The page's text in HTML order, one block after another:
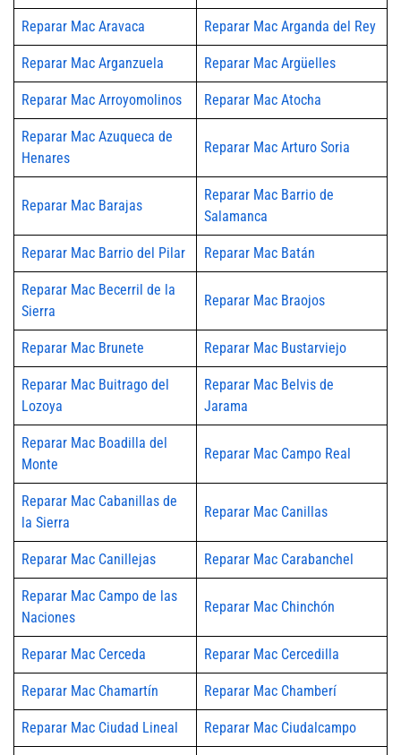
Reparar Mac Aravaca Reparar Mac Arganda del Rey
Reparar Mac Arganzuela Reparar Mac Argüelles
Reparar Mac Arroyomolinos Reparar Mac Atocha
Reparar Mac Azuqueca de
Henares
Reparar Mac Arturo Soria
Reparar Mac Barajas
Reparar Mac Barrio de
Salamanca
Reparar Mac Barrio del Pilar Reparar Mac Batán
Reparar Mac Becerril de la
Sierra
Reparar Mac Braojos
Reparar Mac Brunete Reparar Mac Bustarviejo
Reparar Mac Buitrago del
Lozoya
Reparar Mac Belvis de
Jarama
Reparar Mac Boadilla del
Monte
Reparar Mac Campo Real
Reparar Mac Cabanillas de
la Sierra
Reparar Mac Canillas
Reparar Mac Canillejas Reparar Mac Carabanchel
Reparar Mac Campo de las
Naciones
Reparar Mac Chinchón
Reparar Mac Cerceda Reparar Mac Cercedilla
Reparar Mac Chamartín Reparar Mac Chamberí
Reparar Mac Ciudad Lineal Reparar Mac Ciudalcampo